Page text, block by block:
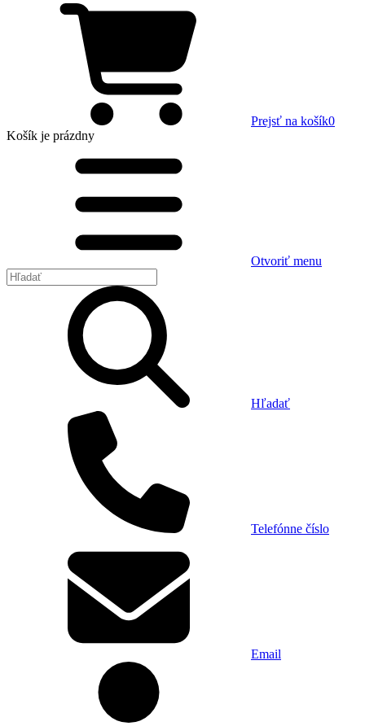
Prejsť na košík0
Košík je prázdny
Otvoriť menu
Hľadať
Telefónne číslo
Email